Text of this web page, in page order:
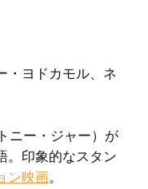
・ヨドカモル、ネ
ニー・ジャー）が
。印象的なスタン
ン映画。